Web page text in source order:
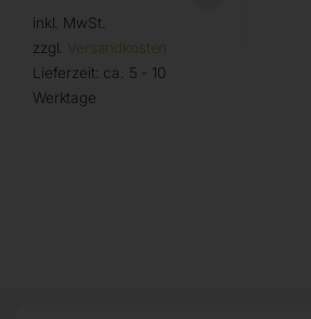
inkl. MwSt.
zzgl. Versandkosten
Lieferzeit: ca. 5 - 10
Werktage